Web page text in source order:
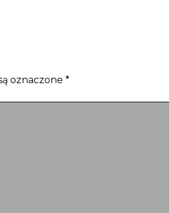
oznaczone *